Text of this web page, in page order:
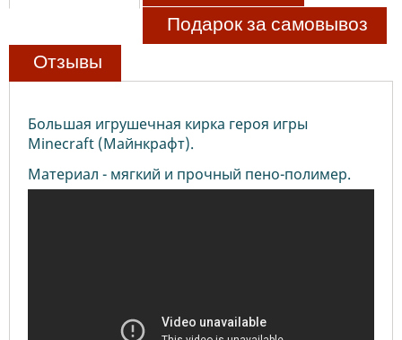
Подарок за самовывоз
Отзывы
Большая игрушечная кирка героя игры
Minecraft (Майнкрафт).
Материал - мягкий и прочный пено-полимер.